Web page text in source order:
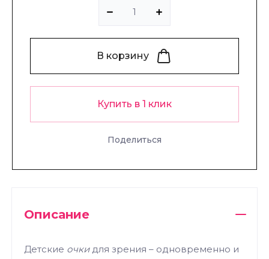
В корзину
Купить в 1 клик
Поделиться
Описание
Детские очкидля зрения – одновременно и